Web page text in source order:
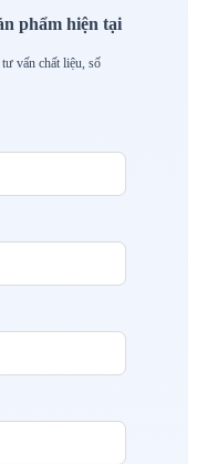
phẩm hiện tại
vấn chất liệu, số